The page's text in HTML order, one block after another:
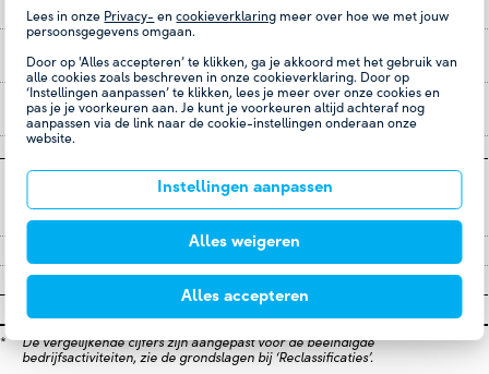
Lees in onze Privacy- encookieverklaring meer over hoe we met jouw
persoonsgegevens omgaan.
Door op 'Alles accepteren’ te klikken, ga je akkoord met het gebruik van
alle cookies zoals beschreven in onze cookieverklaring. Door op
‘Instellingen aanpassen’ te klikken, lees je meer over onze cookies en
pas je je voorkeuren aan. Je kunt je voorkeuren altijd achteraf nog
aanpassen via de link naar de cookie-instellingen onderaan onze
website.
Instellingen aanpassen
Alles weigeren
Alles accepteren
deelneming
Totaal niet-gerealiseerde resultaten,
na belastingen
Totaal gerealiseerde en niet-
gerealiseerde resultaten
28.385 -10.425
Totaal gerealiseerde en niet-
rekenen aan:
- Aandeelhouder van de Vennootschap
28.077
- Minderheidsbelangen
-10.425
*
De vergelijkende cijfers zijn aangepast voor de beëindigde
bedrijfsactiviteiten, zie de grondslagen bij ‘Reclassificaties’.